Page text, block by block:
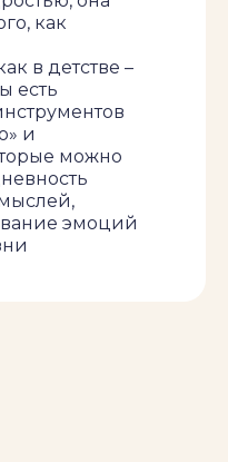
как
в детстве –
есть
и
можно
эмоций